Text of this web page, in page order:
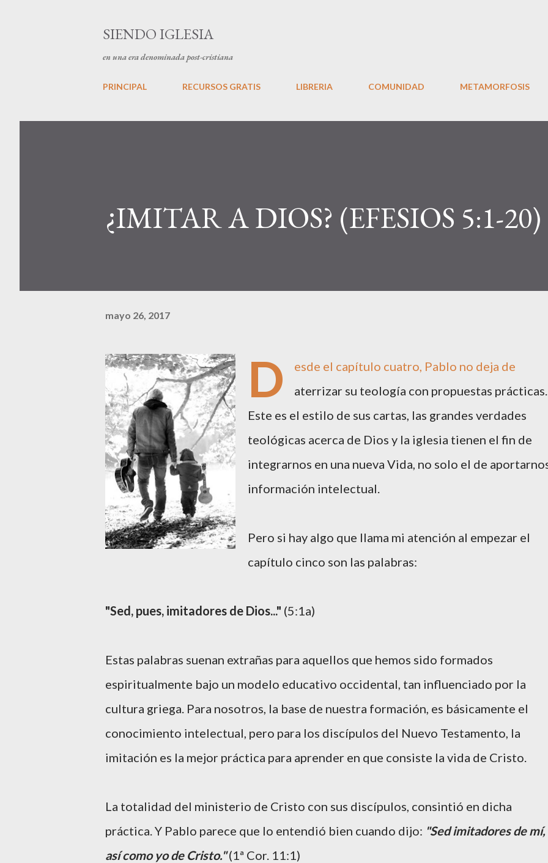
SIENDO IGLESIA
en una era denominada post-cristiana
PRINCIPAL RECURSOS GRATIS LIBRERIA COMUNIDAD METAMORFOSIS
¿IMITAR A DIOS? (EFESIOS 5:1-20)
mayo 26, 2017
D
esde el capítulo cuatro, Pablo no deja de
aterrizar su teología con propuestas prácticas.
Este es el estilo de sus cartas, las grandes verdades
teológicas acerca de Dios y la iglesia tienen el fin de
integrarnos en una nueva Vida, no solo el de
información intelectual.
Pero si hay algo que llama mi atención al empezar el
capítulo cinco son las palabras:
"Sed, pues, imitadores de Dios..." (5:1a)
Estas palabras suenan extrañas para aquellos que hemos sido formados
espiritualmente bajo un modelo educativo occidental, tan influenciado por la
cultura griega. Para nosotros, la base de nuestra formación, es básicamente el
conocimiento intelectual, pero para los discípulos del Nuevo Testamento, la
imitación es la mejor práctica para aprender en que consiste la vida de Cristo.
La totalidad del ministerio de Cristo con sus discípulos, consintió en dicha
práctica. Y Pablo parece que lo entendió bien cuando dijo: "Sed imitadores de mí,
así como yo de Cristo."(1ª Cor. 11:1)